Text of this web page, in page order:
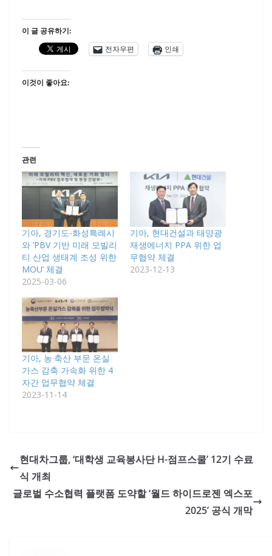
이 글 공유하기:
전자우편
인쇄
이것이 좋아요:
관련
기아, 경기도-화성특례시
와 ‘PBV 기반 미래 모빌리
티 산업 생태계 조성 위한
MOU’ 체결
2025-03-06
기아, 현대건설과 태양광
재생에너지 PPA 위한 업
무협약 체결
2023-12-13
기아, 농·축산 부문 온실
가스 감축 가속화 위한 4
자간 업무협약 체결
2023-11-14
현대차그룹, ‘대학생 교육봉사단 H-점프스쿨’ 12기 수료
식 개최
글로벌 수소협력 플랫폼 도약할 ‘월드 하이드로젠 엑스포
2025’ 공식 개막